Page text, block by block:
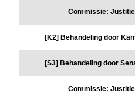
Commissie: Justitie
[K2] Behandeling door
[S3] Behandeling door
Commissie: Justitie